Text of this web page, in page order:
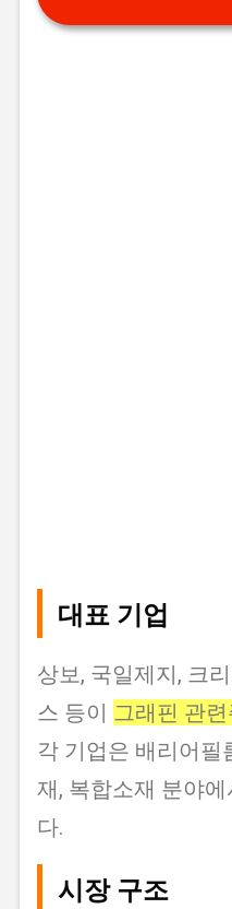
대표 기업
상보, 국일제지, 크
스 등이 그래핀 관
각 기업은 배리어필
재, 복합소재 분야
다.
시장 구조